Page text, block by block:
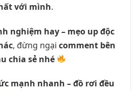
với mình.
nghiệm hay – mẹo up độc
, đừng ngại comment bên
chia sẻ nhé
mạnh nhanh – đồ rơi đều